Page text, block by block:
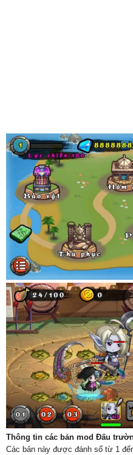
Thông tin các bản mod Đấu
Các bản này được đánh số từ 1